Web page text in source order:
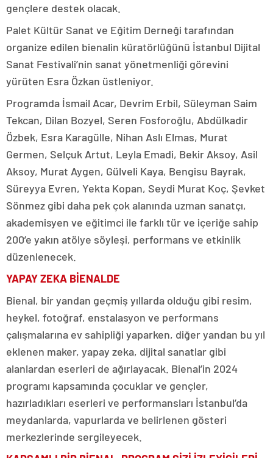
gençlere destek olacak.
Palet Kültür Sanat ve Eğitim Derneği tarafından
organize edilen bienalin küratörlüğünü İstanbul Dijital
Sanat Festivali’nin sanat yönetmenliği görevini
yürüten Esra Özkan üstleniyor.
Programda İsmail Acar, Devrim Erbil, Süleyman Saim
Tekcan, Dilan Bozyel, Seren Fosforoğlu, Abdülkadir
Özbek, Esra Karagülle, Nihan Aslı Elmas, Murat
Germen, Selçuk Artut, Leyla Emadi, Bekir Aksoy, Asil
Aksoy, Murat Aygen, Gülveli Kaya, Bengisu Bayrak,
Süreyya Evren, Yekta Kopan, Seydi Murat Koç, Şevket
Sönmez gibi daha pek çok alanında uzman sanatçı,
akademisyen ve eğitimci ile farklı tür ve içeriğe sahip
200’e yakın atölye söyleşi, performans ve etkinlik
düzenlenecek.
YAPAY ZEKA BİENALDE
Bienal, bir yandan geçmiş yıllarda olduğu gibi resim,
heykel, fotoğraf, enstalasyon ve performans
çalışmalarına ev sahipliği yaparken, diğer yandan bu yıl
eklenen maker, yapay zeka, dijital sanatlar gibi
alanlardan eserleri de ağırlayacak. Bienal’in 2024
programı kapsamında çocuklar ve gençler,
hazırladıkları eserleri ve performansları İstanbul’da
meydanlarda, vapurlarda ve belirlenen gösteri
merkezlerinde sergileyecek.